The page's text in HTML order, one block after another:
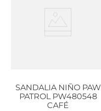
SANDALIA NIÑO PAW
PATROL PW480548
CAFÉ